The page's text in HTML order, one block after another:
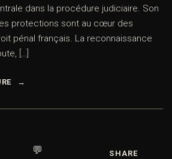
dans la procédure judiciaire. Son
protections sont au cœur des
pénal français. La reconnaissance
[…]
💬 SHARE